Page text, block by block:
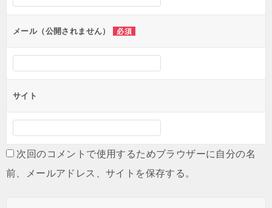
メール（公開されません） 必須
サイト
次回のコメントで使用するためブラウザーに自分の名
前、メールアドレス、サイトを保存する。